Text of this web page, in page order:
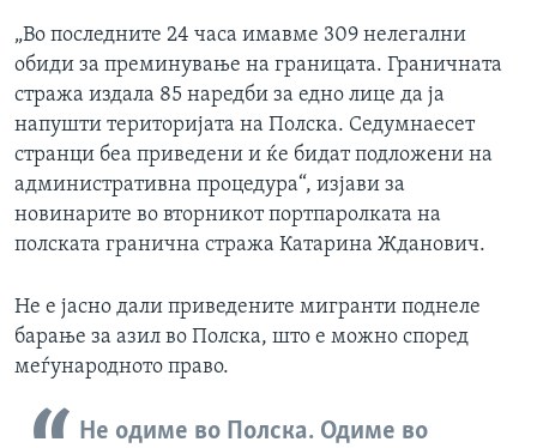
„Во последните 24 часа имавме 309 нелегални
обиди за преминување на границата. Граничната
стража издала 85 наредби за едно лице да ја
напушти територијата на Полска. Седумнаесет
странци беа приведени и ќе бидат подложени на
административна процедура“, изјави за
новинарите во вторникот портпаролката на
полската гранична стража Катарина Жданович.
Не е јасно дали приведените мигранти поднеле
барање за азил во Полска, што е можно според
меѓународното право.
Не одиме во Полска. Одиме во